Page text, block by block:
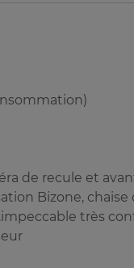
de recule et
Bizone, chaise
très